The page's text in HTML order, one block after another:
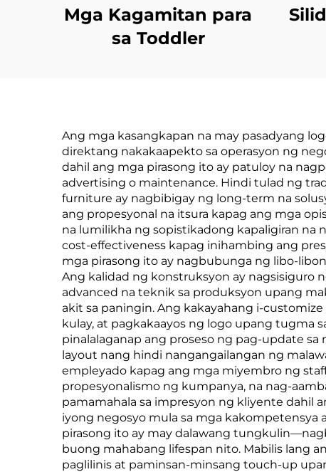
Mga Kagamitan para
sa Toddler
Ang mga kasangkapan na may pasadyang
direktang nakakaapekto sa operasyon ng
dahil ang mga pirasong ito ay patuloy na
advertising o maintenance. Hindi tulad ng
furniture ay nagbibigay ng long-term na
ang propesyonal na itsura kapag ang mga
na lumilikha ng sopistikadong kapaligiran na
cost-effectiveness kapag inihambing ang
mga pirasong ito ay nagbubunga ng libo-
Ang kalidad ng konstruksyon ay nagsisiguro
advanced na teknik sa produksyon upang
akit sa paningin. Ang kakayahang i-
kulay, at pagkakaayos ng logo upang tugma
pinalalaganap ang proseso ng pag-update
layout nang hindi nangangailangan ng
empleyado kapag ang mga miyembro ng
propesyonalismo ng kumpanya, na nag-
pamamahala sa impresyon ng kliyente dahil
iyong negosyo mula sa mga
pirasong ito ay may dalawang
buong mahabang lifespan nito. Mabilis lang
paglilinis at paminsan-minsang touch-up